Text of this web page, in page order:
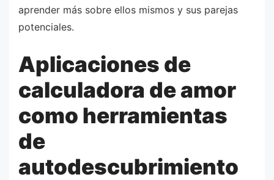
aprender más sobre ellos mismos y sus parejas
potenciales.
Aplicaciones de
calculadora de amor
como herramientas
de
autodescubrimiento